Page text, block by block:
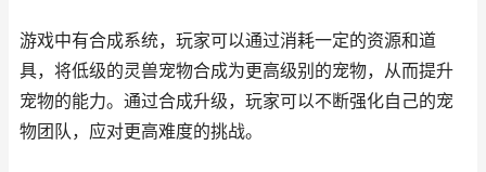
游戏中有合成系统，玩家可以通过消耗一定的资源和道
具，将低级的灵兽宠物合成为更高级别的宠物，从而提升
宠物的能力。通过合成升级，玩家可以不断强化自己的宠
物团队，应对更高难度的挑战。